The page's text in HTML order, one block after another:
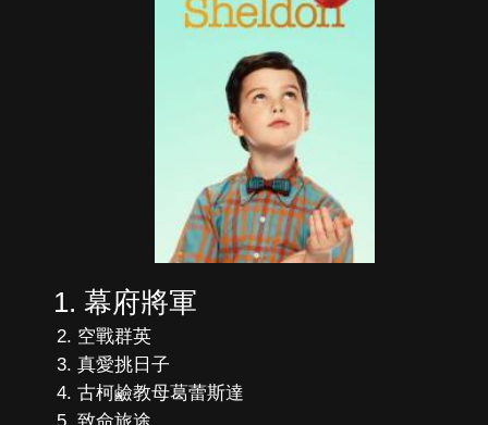
幕府將軍
空戰群英
真愛挑日子
古柯鹼教母葛蕾斯達
致命旅途